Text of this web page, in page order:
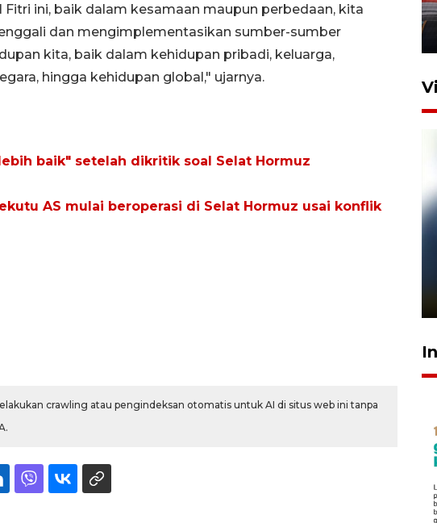
ini, baik dalam kesamaan maupun perbedaan, kita
dan mengimplementasikan sumber-sumber
kita, baik dalam kehidupan pribadi, keluarga,
hingga kehidupan global," ujarnya.
baik" setelah dikritik soal Selat Hormuz
AS mulai beroperasi di Selat Hormuz usai konflik
crawling atau pengindeksan otomatis untuk AI di situs web ini tanpa
Stasiun Bogor
12 Juni 2026 18:49